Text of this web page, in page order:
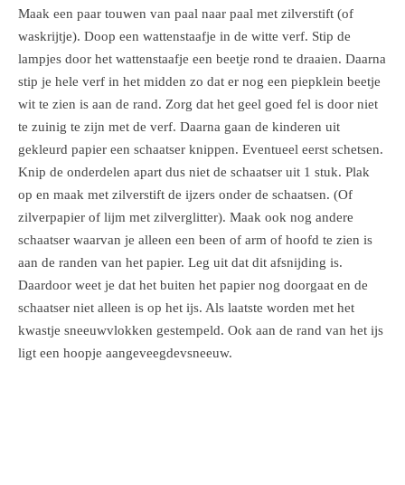
Maak een paar touwen van paal naar paal met zilverstift (of
waskrijtje). Doop een wattenstaafje in de witte verf. Stip de
lampjes door het wattenstaafje een beetje rond te draaien. Daarna
stip je hele verf in het midden zo dat er nog een piepklein beetje
wit te zien is aan de rand. Zorg dat het geel goed fel is door niet
te zuinig te zijn met de verf. Daarna gaan de kinderen uit
gekleurd papier een schaatser knippen. Eventueel eerst schetsen.
Knip de onderdelen apart dus niet de schaatser uit 1 stuk. Plak
op en maak met zilverstift de ijzers onder de schaatsen. (Of
zilverpapier of lijm met zilverglitter). Maak ook nog andere
schaatser waarvan je alleen een been of arm of hoofd te zien is
aan de randen van het papier. Leg uit dat dit afsnijding is.
Daardoor weet je dat het buiten het papier nog doorgaat en de
schaatser niet alleen is op het ijs. Als laatste worden met het
kwastje sneeuwvlokken gestempeld. Ook aan de rand van het ijs
ligt een hoopje aangeveegdevsneeuw.